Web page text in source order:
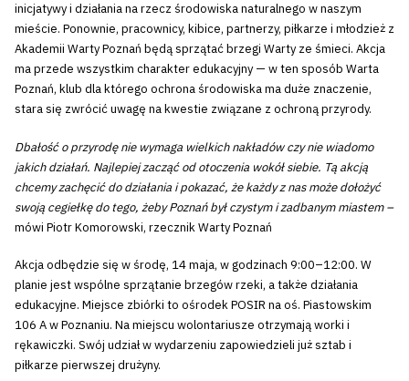
inicjatywy i działania na rzecz środowiska naturalnego w naszym
mieście. Ponownie, pracownicy, kibice, partnerzy, piłkarze i młodzież z
Akademii Warty Poznań będą sprzątać brzegi Warty ze śmieci. Akcja
ma przede wszystkim charakter edukacyjny — w ten sposób Warta
Poznań, klub dla którego ochrona środowiska ma duże znaczenie,
stara się zwrócić uwagę na kwestie związane z ochroną przyrody.
Dbałość o przyrodę nie wymaga wielkich nakładów czy nie wiadomo
jakich działań. Najlepiej zacząć od otoczenia wokół siebie. Tą akcją
chcemy zachęcić do działania i pokazać, że każdy z nas może dołożyć
swoją cegiełkę do tego, żeby Poznań był czystym i zadbanym miastem –
mówi Piotr Komorowski, rzecznik Warty Poznań
Akcja odbędzie się w środę, 14 maja, w godzinach 9:00–12:00. W
planie jest wspólne sprzątanie brzegów rzeki, a także działania
edukacyjne. Miejsce zbiórki to ośrodek POSIR na oś. Piastowskim
106 A w Poznaniu. Na miejscu wolontariusze otrzymają worki i
rękawiczki. Swój udział w wydarzeniu zapowiedzieli już sztab i
piłkarze pierwszej drużyny.